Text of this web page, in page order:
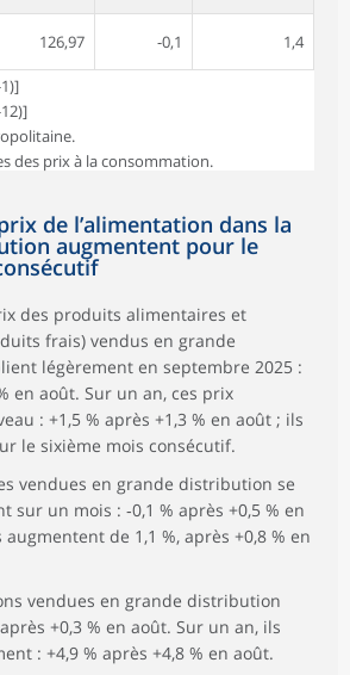
126,97 -0,1 1,4
des prix à la consommation.
de l’alimentation dans la
augmentent pour le
des produits alimentaires et
frais) vendus en grande
légèrement en septembre 2025 :
en août. Sur un an, ces prix
: +1,5 % après +1,3 % en août ; ils
le sixième mois consécutif.
vendues en grande distribution se
sur un mois : ‑0,1 % après +0,5 % en
de 1,1 %, après +0,8 % en
vendues en grande distribution
+0,3 % en août. Sur un an, ils
: +4,9 % après +4,8 % en août.